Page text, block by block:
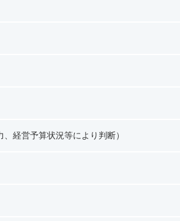
、経営予算状況等により判断）